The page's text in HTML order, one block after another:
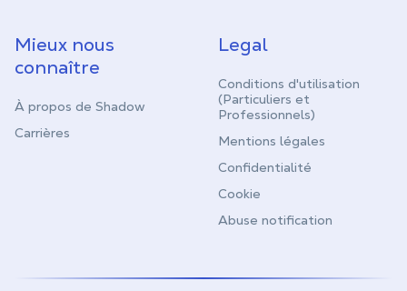
Mieux nous
connaître
À propos de Shadow
Carrières
Legal
Conditions d'utilisation
(Particuliers et
Professionnels)
Mentions légales
Confidentialité
Cookie
Abuse notification